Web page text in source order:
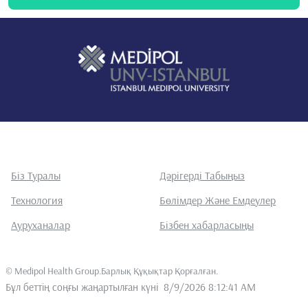
Біз Туралы
Дәрігерді Табыңыз
Технология
Бөлімдер Және Емдеулер
Ауруханалар
Бізбен хабарласыңы
© Medipol Health Group.Барлық Құқықтар Қорғалған.
Бұл беттің соңғы жаңартылған күні 8/9/2026 8:12:41 AM